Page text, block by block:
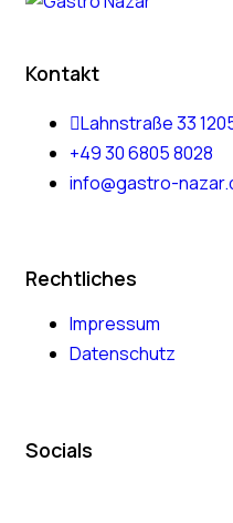
Kontakt
Lahnstraße 33
+49 30 6805 8028
info@gastro-
Rechtliches
Impressum
Datenschutz
Socials